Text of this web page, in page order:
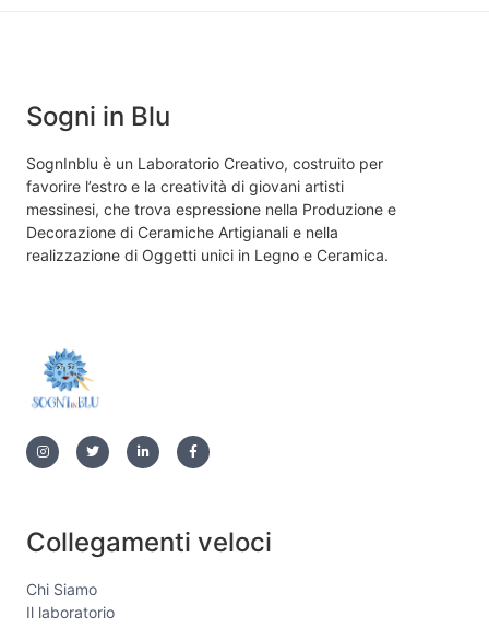
Sogni in Blu
SognInblu è un Laboratorio Creativo, costruito per
favorire l’estro e la creatività di giovani artisti
messinesi, che trova espressione nella Produzione e
Decorazione di Ceramiche Artigianali e nella
realizzazione di Oggetti unici in Legno e Ceramica.
Collegamenti veloci
Chi Siamo
Il laboratorio